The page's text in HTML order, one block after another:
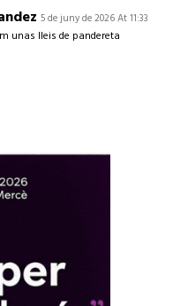
5 de juny de 2026 At 11:33
unas lleis de pandereta